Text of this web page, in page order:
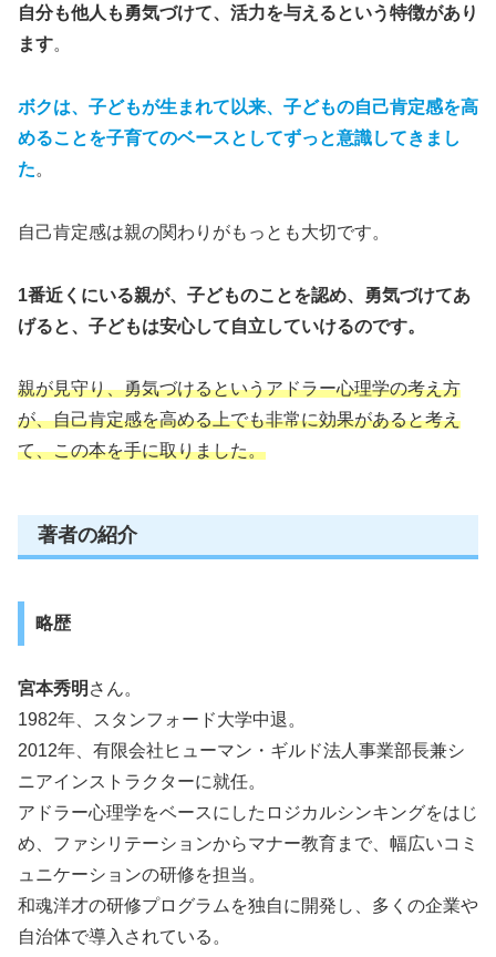
自分も他人も勇気づけて、活力を与えるという特徴があり
ます。
ボクは、子どもが生まれて以来、子どもの自己肯定感を高
めることを子育てのベースとしてずっと意識してきまし
た。
自己肯定感は親の関わりがもっとも大切です。
1番近くにいる親が、子どものことを認め、勇気づけてあ
げると、子どもは安心して自立していけるのです。
親が見守り、勇気づけるというアドラー心理学の考え方
が、自己肯定感を高める上でも非常に効果があると考え
て、この本を手に取りました。
著者の紹介
略歴
宮本秀明 さん。
1982年、スタンフォード大学中退。
2012年、有限会社ヒューマン・ギルド法人事業部長兼シ
ニアインストラクターに就任。
アドラー心理学をベースにしたロジカルシンキングをはじ
め、ファシリテーションからマナー教育まで、幅広いコミ
ュニケーションの研修を担当。
和魂洋才の研修プログラムを独自に開発し、多くの企業や
自治体で導入されている。